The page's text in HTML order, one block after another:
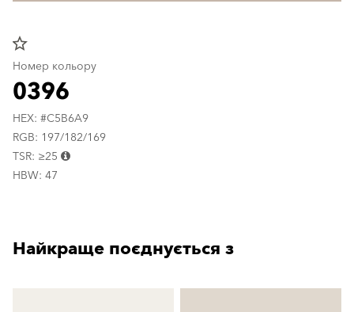
star_border
Номер кольору
0396
HEX: #C5B6A9
RGB: 197/182/169
TSR: ≥25
HBW: 47
Найкраще поєднується з